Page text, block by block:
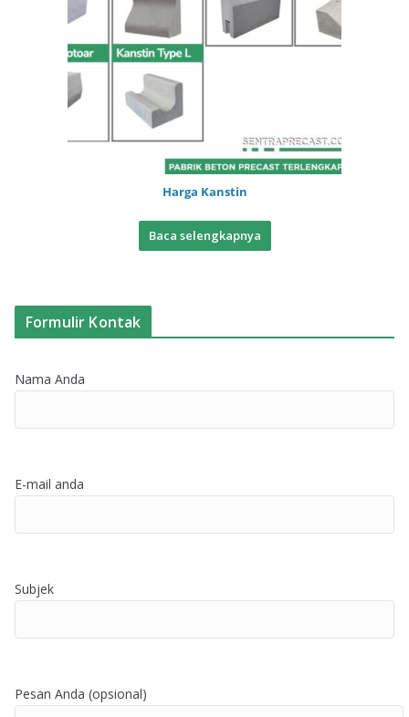
Harga Kanstin
Baca selengkapnya
Formulir Kontak
Nama Anda
E-mail anda
Subjek
Pesan Anda (opsional)